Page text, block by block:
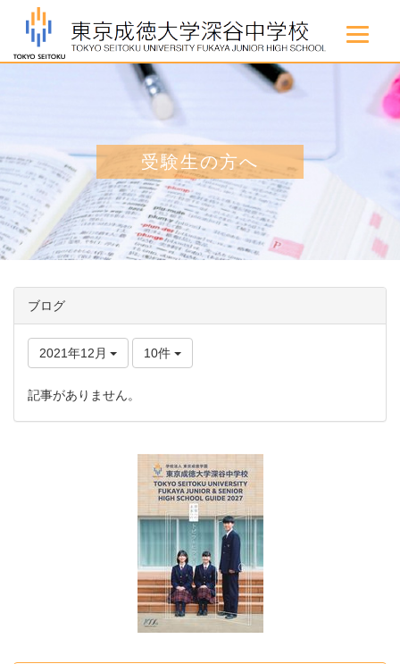
受験生の方へ
ブログ
2021年12月 10件
記事がありません。